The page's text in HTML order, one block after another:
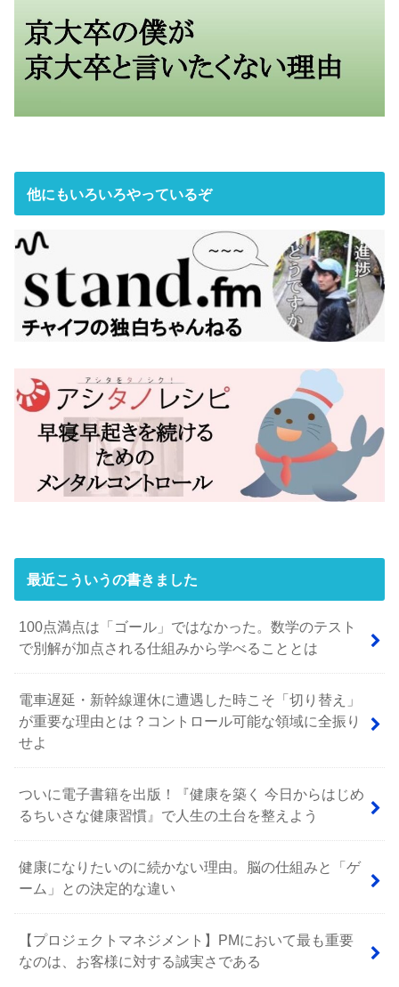
他にもいろいろやっているぞ
最近こういうの書きました
100点満点は「ゴール」ではなかった。数学のテスト
で別解が加点される仕組みから学べることとは
電車遅延・新幹線運休に遭遇した時こそ「切り替え」
が重要な理由とは？コントロール可能な領域に全振り
せよ
ついに電子書籍を出版！『健康を築く 今日からはじめ
るちいさな健康習慣』で人生の土台を整えよう
健康になりたいのに続かない理由。脳の仕組みと「ゲ
ーム」との決定的な違い
【プロジェクトマネジメント】PMにおいて最も重要
なのは、お客様に対する誠実さである